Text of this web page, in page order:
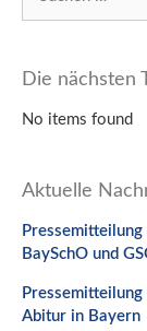
nach:
Die nächsten
No items found
Aktuelle
BaySchO und
Abitur in Bayern